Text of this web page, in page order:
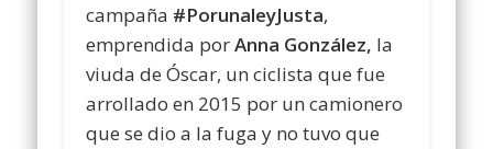
campaña #PorunaleyJusta,
emprendida porAnna González, la
viuda de Óscar, un ciclista que fue
arrollado en 2015 por un camionero
que se dio a la fuga y no tuvo que